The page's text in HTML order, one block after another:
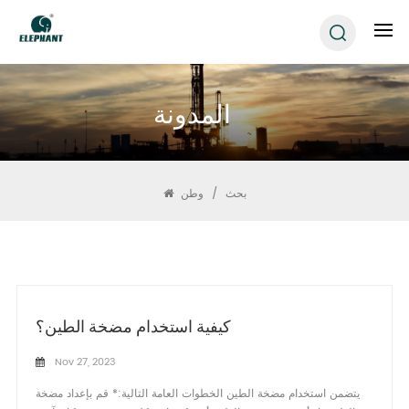
المدونة
/ بحث
كيفية استخدام مضخة الطين؟
Nov 27, 2023
يتضمن استخدام مضخة الطين الخطوات العامة التالية:* قم بإعداد مضخة